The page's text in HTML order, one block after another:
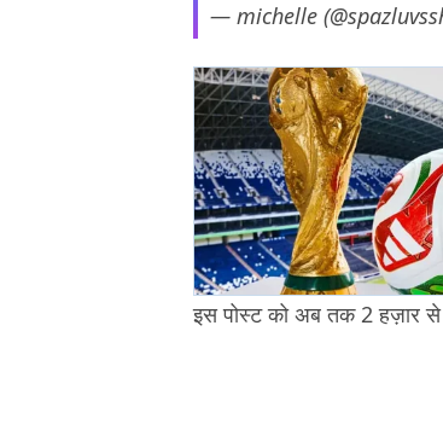
— michelle
इस पोस्ट को अब तक 2 हज़ार से